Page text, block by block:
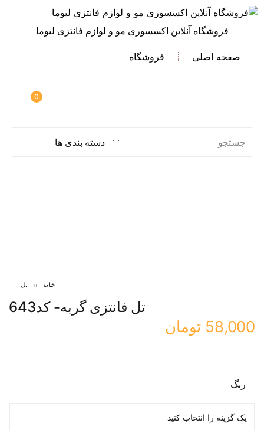
فروشگاه آنلاین اکسسوری مو و لوازم فانتزی لیوما
صفحه اصلی فروشگاه
0
دسته بندی ها
خانه تل
تل فانتزی گربه- کد643
58,000 تومان
رنگ